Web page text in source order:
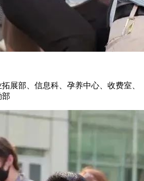
展部、信息科、孕养中心、收费室、
部